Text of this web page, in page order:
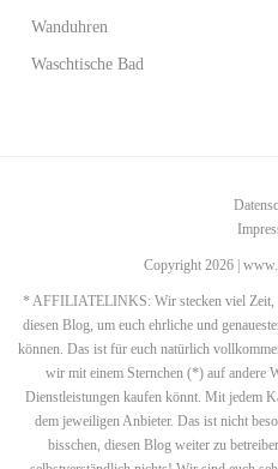
Wanduhren
Waschtische Bad
Copyright 2026 |
* AFFILIATELINKS: Wir stecken viel Zeit,
diesen Blog, um euch ehrliche und
können. Das ist für euch natürlich
wir mit einem Sternchen (*) auf andere
Dienstleistungen kaufen könnt. Mit jedem
dem jeweiligen Anbieter. Das ist nicht
bisschen, diesen Blog weiter zu